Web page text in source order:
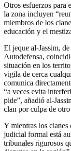
Otros esfuerzos para
la zona incluyen
miembros de los
educación y el
El jeque al-Jassim,
Autodefensa,
situación en los
vigila de cerca
comunica
“a veces evita
pide”, añadió al-
clan por culpa de otro
Y mientras los
judicial formal está
tribunales rigurosos